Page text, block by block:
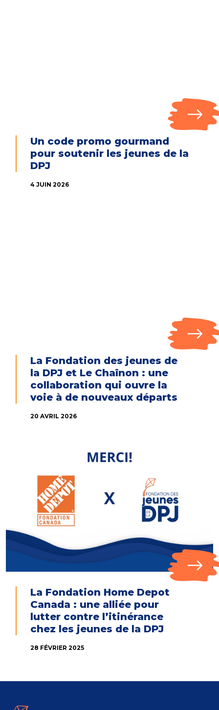
Un code promo gourmand
pour soutenir les jeunes de la
DPJ
4 JUIN 2026
La Fondation des jeunes de
la DPJ et Le Chaînon : une
collaboration qui ouvre la
voie à de nouveaux départs
20 AVRIL 2026
La Fondation Home Depot
Canada : une alliée pour
lutter contre l’itinérance
chez les jeunes de la DPJ
28 FÉVRIER 2025